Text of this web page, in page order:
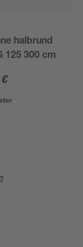
halbrund
125 300 cm
€